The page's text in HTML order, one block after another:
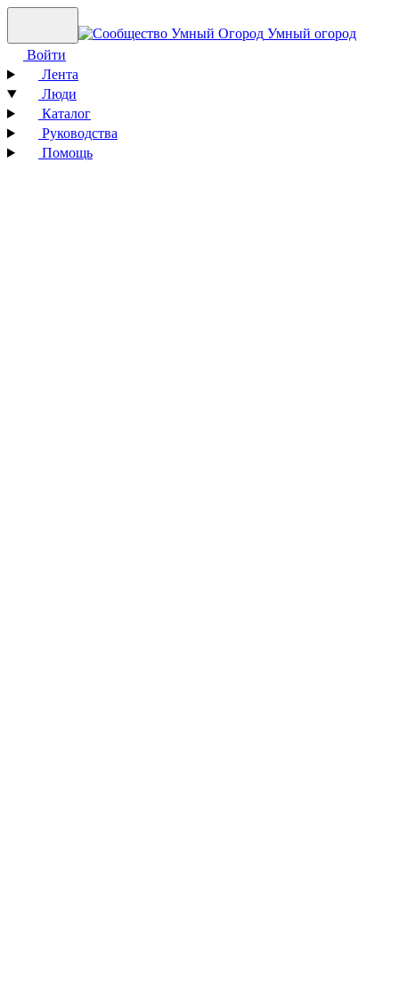
Умный огород
Войти
Лента
Люди
Каталог
Руководства
Помощь